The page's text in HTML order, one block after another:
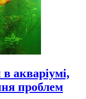
акваріумі,
проблем